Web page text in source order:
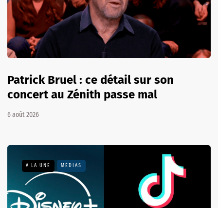
Patrick Bruel : ce détail sur son
concert au Zénith passe mal
6 août 2026
A LA UNE MÉDIAS